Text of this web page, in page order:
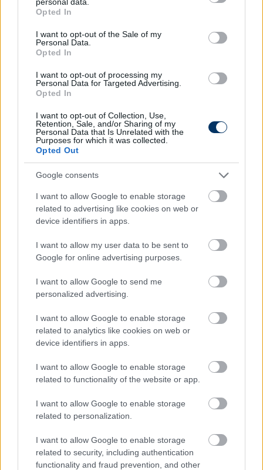
grant or deny consent to Google and its third-party tags to
use your data for below specified purposes in below Google
consent section.
Opted In
I want to opt-out of the Sale of my
Personal Data.
Opted In
I want to opt-out of processing my
Personal Data for Targeted Advertising.
Opted In
I want to opt-out of Collection, Use,
Retention, Sale, and/or Sharing of my
Personal Data that Is Unrelated with the
Purposes for which it was collected.
Opted Out
Google consents
I want to allow Google to enable storage
related to advertising like cookies on web or
device identifiers in apps.
I want to allow my user data to be sent to
Google for online advertising purposes.
I want to allow Google to send me
personalized advertising.
I want to allow Google to enable storage
related to analytics like cookies on web or
device identifiers in apps.
I want to allow Google to enable storage
related to functionality of the website or app.
I want to allow Google to enable storage
related to personalization.
I want to allow Google to enable storage
related to security, including authentication
functionality and fraud prevention, and other
CÍMKÉK: #VIDEÓ #OLASZ FOCI #SERIE A
#AS ROMA
#JOSÉ MOURINHO
Autópiac
Volvo Es90
Szín:
Üzemanyag: Elektromos
Szín:
Üzemanyag: Benzin
Kövess minket a Facebookon is!
Átigazolások